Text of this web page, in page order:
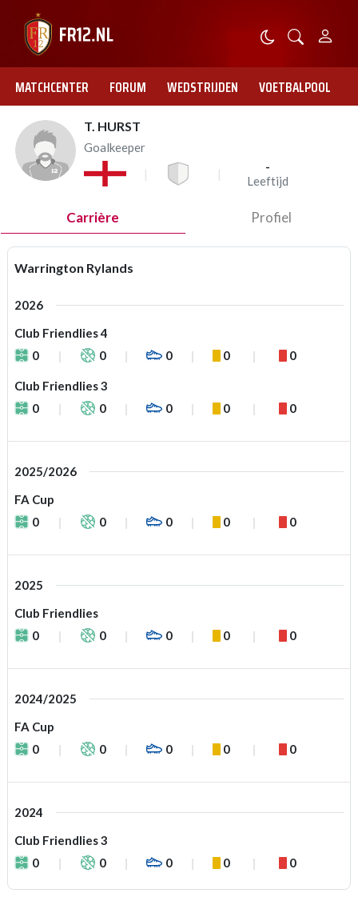
MATCHCENTER FORUM WEDSTRIJDEN VOETBALPOOL
T. HURST
Goalkeeper
-
Leeftijd
Carrière Profiel
Warrington Rylands
2026
Club Friendlies 4
0
0 0 0 0
Club Friendlies 3
0
0 0 0 0
2025/2026
FA Cup
0
0 0 0 0
2025
Club Friendlies
0
0 0 0 0
2024/2025
FA Cup
0
0 0 0 0
2024
Club Friendlies 3
0
0 0 0 0